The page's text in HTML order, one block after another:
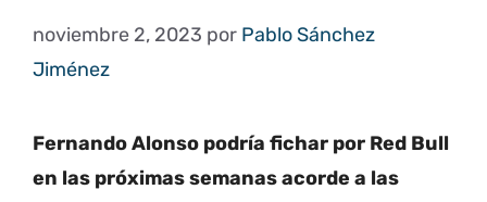
noviembre 2, 2023 por Pablo Sánchez
Jiménez
Fernando Alonso podría fichar por Red Bull
en las próximas semanas acorde a las